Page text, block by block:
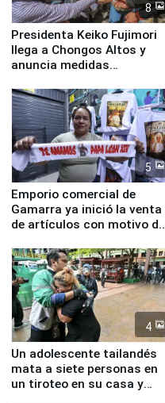
8
Presidenta Keiko Fujimori
llega a Chongos Altos y
anuncia medidas
educación, salud y empleo
5
Emporio comercial de
Gamarra ya inició la venta
de artículos con motivo de
4
Un adolescente tailandés
mata a siete personas en
un tiroteo en su casa y